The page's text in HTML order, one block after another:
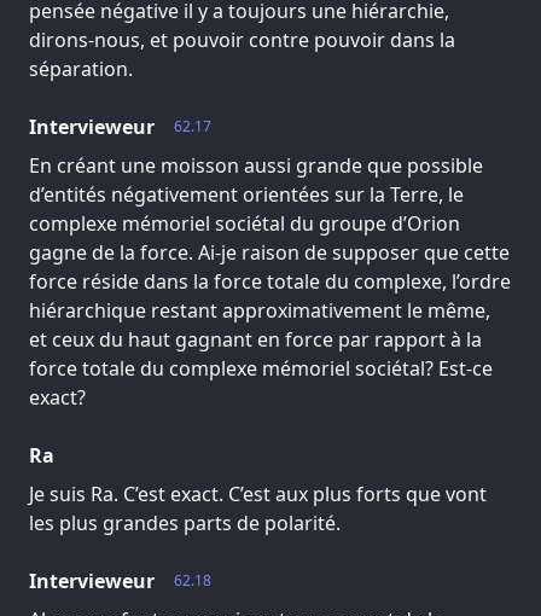
pensée négative il y a toujours une hiérarchie,
dirons-nous, et pouvoir contre pouvoir dans la
séparation.
62.17
Intervieweur
En créant une moisson aussi grande que possible
d’entités négativement orientées sur la Terre, le
complexe mémoriel sociétal du groupe d’Orion
gagne de la force. Ai-je raison de supposer que cette
force réside dans la force totale du complexe, l’ordre
hiérarchique restant approximativement le même,
et ceux du haut gagnant en force par rapport à la
force totale du complexe mémoriel sociétal? Est-ce
exact?
Ra
Je suis Ra. C’est exact. C’est aux plus forts que vont
les plus grandes parts de polarité.
62.18
Intervieweur